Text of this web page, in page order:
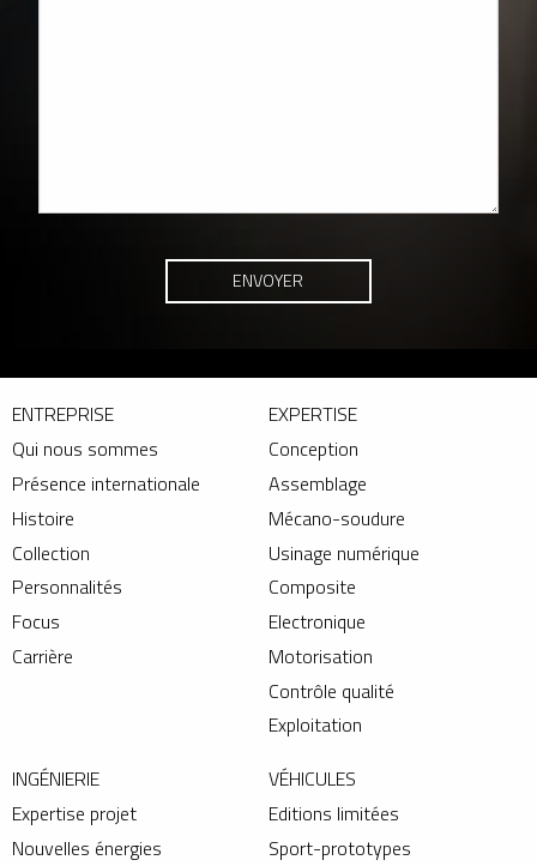
ENTREPRISE
Qui nous sommes
Présence internationale
Histoire
Collection
Personnalités
Focus
Carrière
EXPERTISE
Conception
Assemblage
Mécano-soudure
Usinage numérique
Composite
Electronique
Motorisation
Contrôle qualité
Exploitation
INGÉNIERIE
Expertise projet
Nouvelles énergies
VÉHICULES
Editions limitées
Sport-prototypes